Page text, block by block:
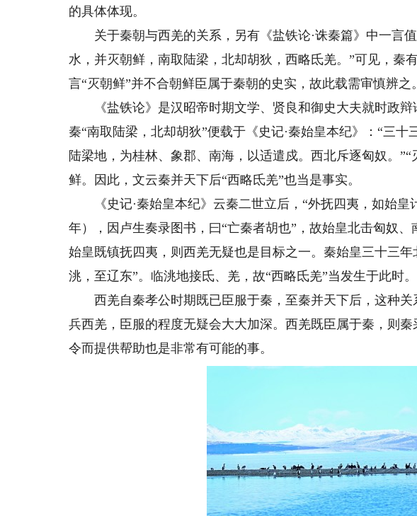
的具体体现。
关于秦朝与西羌的关系，另有《盐铁论·诛秦篇》中一言
水，并灭朝鲜，南取陆梁，北却胡狄，西略氐羌。”可见，秦
言“灭朝鲜”并不合朝鲜臣属于秦朝的史实，故此载需审慎辨之。
《盐铁论》是汉昭帝时期文学、贤良和御史大夫就时政辩
秦“南取陆梁，北却胡狄”便载于《史记·秦始皇本纪》：“三
陆梁地，为桂林、象郡、南海，以适遣戍。西北斥逐匈奴。
鲜。因此，文云秦并天下后“西略氐羌”也当是事实。
《史记·秦始皇本纪》云秦二世立后，“外抚四夷，如始皇
年），因卢生奏录图书，曰“亡秦者胡也”，故始皇北击匈奴、
始皇既镇抚四夷，则西羌无疑也是目标之一。秦始皇三十三
洮，至辽东”。临洮地接氐、羌，故“西略氐羌”当发生于此时。
西羌自秦孝公时期既已臣服于秦，至秦并天下后，这种关
兵西羌，臣服的程度无疑会大大加深。西羌既臣属于秦，则
令而提供帮助也是非常有可能的事。